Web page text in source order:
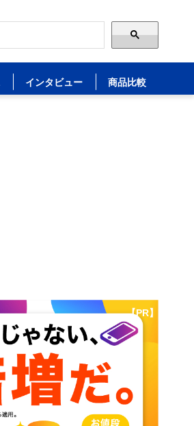
インタビュー 商品比較
【PR】